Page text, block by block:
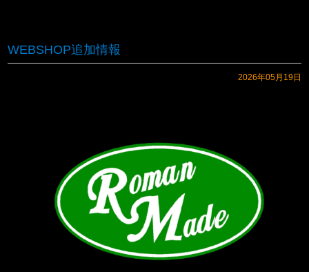
WEBSHOP追加情報
2026年05月19日